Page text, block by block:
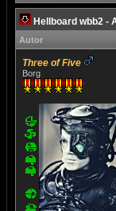
Hellboard wbb2 -
Autor
Three of Five
Borg